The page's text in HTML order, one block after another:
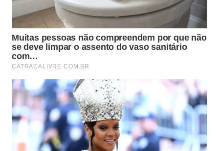
🎵
Ritualística Musical
A Importância das Cantoras
Essas mulheres não funcionavam como
meros adornos decorativos nos rituais
egípcios. Suas apresentações musicais
animavam os cultos solenes que
interligavam a rotina do povo, o imenso